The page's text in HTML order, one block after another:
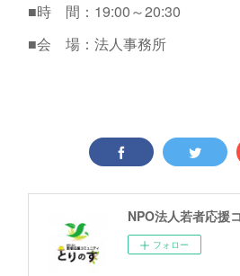
■時 間：19:00～20:30
■会 場：法人事務所
NPO法人若者応援
フォロー